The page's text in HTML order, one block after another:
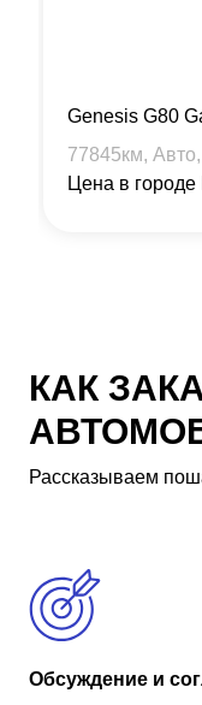
Genesis G80
77845км, Авто,
Цена в городе
КАК
Рассказываем
Обсуждение и